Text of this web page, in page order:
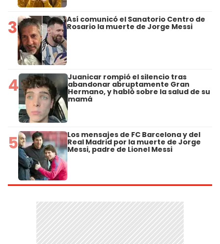
3 Así comunicó el Sanatorio Centro de
Rosario la muerte de Jorge Messi
4 Juanicar rompió el silencio tras
abandonar abruptamente Gran
Hermano, y habló sobre la salud de su
mamá
5 Los mensajes de FC Barcelona y del
Real Madrid por la muerte de Jorge
Messi, padre de Lionel Messi